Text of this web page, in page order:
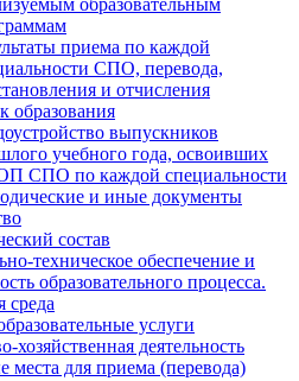
образовательным
приема по каждой
СПО, перевода,
и отчисления
образования
выпускников
учебного года, освоивших
СПО по каждой специальности
и иные документы
состав
техническое обеспечение и
образовательного процесса.
среда
услуги
хозяйственная деятельность
места для приема (перевода)